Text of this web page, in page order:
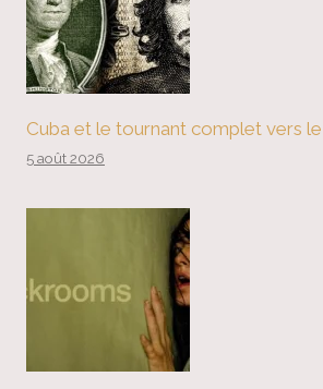
Cuba et le tournant complet vers
5 août 2026